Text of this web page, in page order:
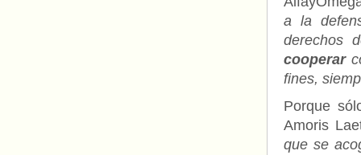
a la
derechos
cooperar
fines,
Porque
Amoris
que se